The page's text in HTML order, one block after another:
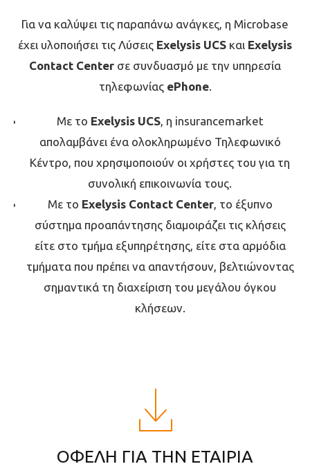
Για να καλύψει τις παραπάνω ανάγκες, η Microbase
έχει υλοποιήσει τις Λύσεις Exelysis UCS και Exelysis
Contact Center σε συνδυασμό με την υπηρεσία
τηλεφωνίας ePhone.
Με το Exelysis UCS, η insurancemarket
απολαμβάνει ένα ολοκληρωμένο Τηλεφωνικό
Κέντρο, που χρησιμοποιούν οι χρήστες του για τη
συνολική επικοινωνία τους.
Με το Exelysis Contact Center, το έξυπνο
σύστημα προαπάντησης διαμοιράζει τις κλήσεις
είτε στο τμήμα εξυπηρέτησης, είτε στα αρμόδια
τμήματα που πρέπει να απαντήσουν, βελτιώνοντας
σημαντικά τη διαχείριση του μεγάλου όγκου
κλήσεων.
ΟΦΕΛΗ ΓΙΑ ΤΗΝ ΕΤΑΙΡΙΑ